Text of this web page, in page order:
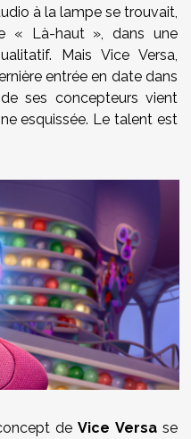
à la lampe se trouvait,
« Là-haut », dans une
Mais Vice Versa,
entrée en date dans
ses concepteurs vient
esquissée. Le talent est
deVice Versase